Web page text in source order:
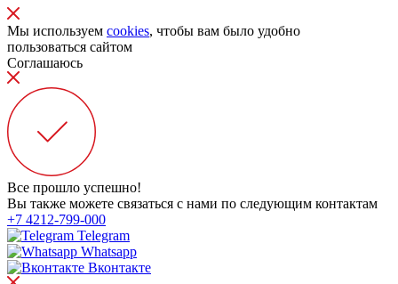
Мы используем cookies, чтобы вам было удобно
пользоваться сайтом
Соглашаюсь
Все прошло успешно!
Вы также можете связаться с нами по следующим контактам
+7 4212-799-000
Telegram
Whatsapp
Вконтакте